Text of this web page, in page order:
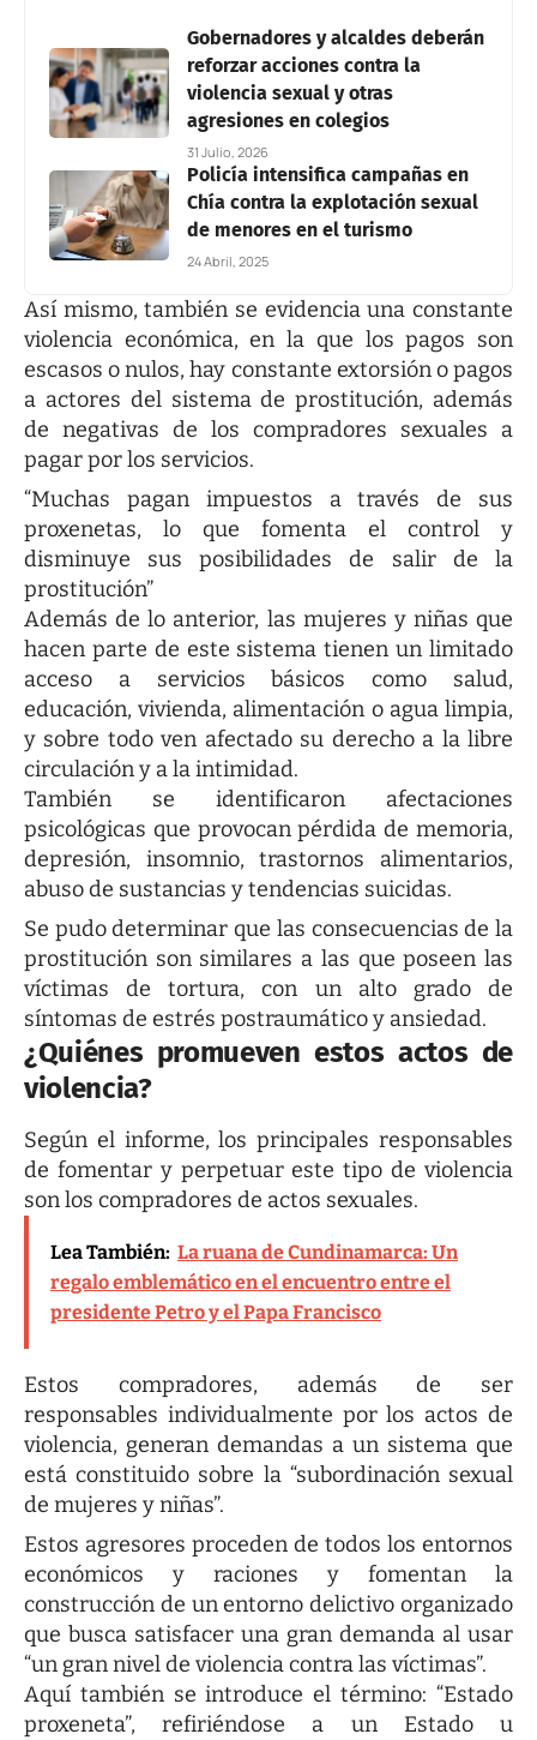
Gobernadores y alcaldes deberán
reforzar acciones contra la
violencia sexual y otras
agresiones en colegios
31 Julio, 2026
Policía intensifica campañas en
Chía contra la explotación sexual
de menores en el turismo
24 Abril, 2025
Así mismo, también se evidencia una constante
violencia económica, en la que los pagos son
escasos o nulos, hay constante extorsión o pagos
a actores del sistema de prostitución, además
de negativas de los compradores sexuales a
pagar por los servicios.
“Muchas pagan impuestos a través de sus
proxenetas, lo que fomenta el control y
disminuye sus posibilidades de salir de la
prostitución”
Además de lo anterior, las mujeres y niñas que
hacen parte de este sistema tienen un limitado
acceso a servicios básicos como salud,
educación, vivienda, alimentación o agua limpia,
y sobre todo ven afectado su derecho a la libre
circulación y a la intimidad.
También se identificaron afectaciones
psicológicas que provocan pérdida de memoria,
depresión, insomnio, trastornos alimentarios,
abuso de sustancias y tendencias suicidas.
Se pudo determinar que las consecuencias de la
prostitución son similares a las que poseen las
víctimas de tortura, con un alto grado de
síntomas de estrés postraumático y ansiedad.
¿Quiénes promueven estos actos de
violencia?
Según el informe, los principales responsables
de fomentar y perpetuar este tipo de violencia
son los compradores de actos sexuales.
Lea También: La ruana de Cundinamarca: Un
regalo emblemático en el encuentro entre el
presidente Petro y el Papa Francisco
Estos compradores, además de ser
responsables individualmente por los actos de
violencia, generan demandas a un sistema que
está constituido sobre la “subordinación sexual
de mujeres y niñas”.
Estos agresores proceden de todos los entornos
económicos y raciones y fomentan la
construcción de un entorno delictivo organizado
que busca satisfacer una gran demanda al usar
“un gran nivel de violencia contra las víctimas”.
Aquí también se introduce el término: “Estado
proxeneta”, refiriéndose a un Estado u